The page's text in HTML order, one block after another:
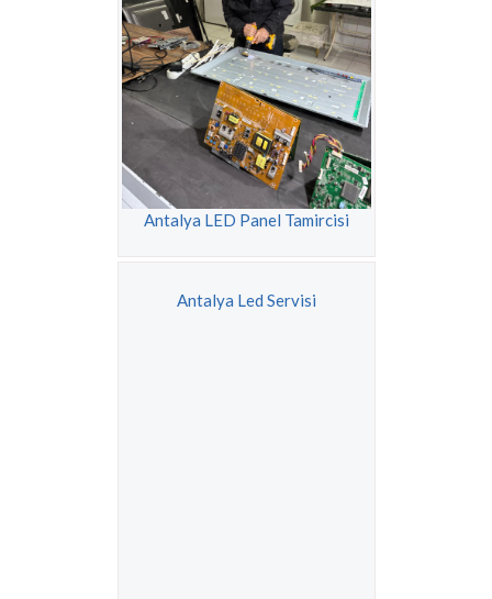
Antalya LED Panel Tamircisi
Antalya Led Servisi